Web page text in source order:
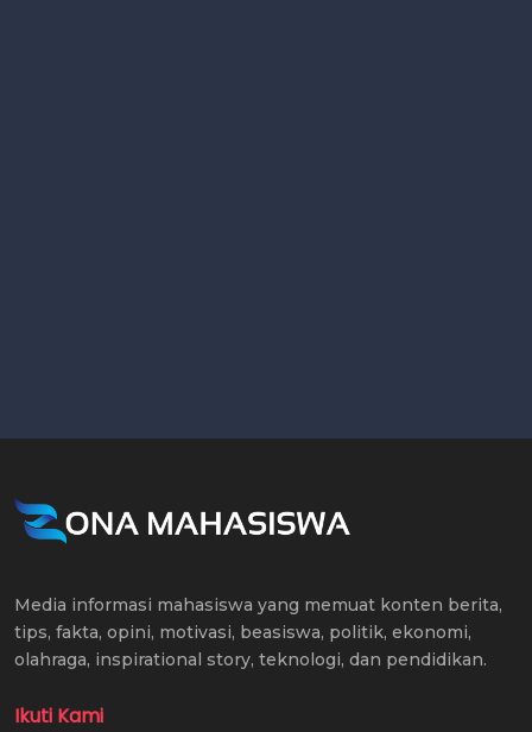
Media informasi mahasiswa yang memuat konten berita,
tips, fakta, opini, motivasi, beasiswa, politik, ekonomi,
olahraga, inspirational story, teknologi, dan pendidikan.
Ikuti Kami